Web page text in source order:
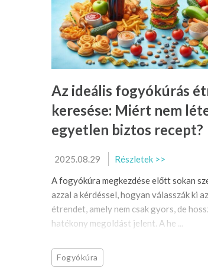
Az ideális fogyókúrás
keresése: Miért nem
egyetlen biztos recept?
2025.08.29
Részletek >>
A fogyókúra megkezdése előtt sokan
azzal a kérdéssel, hogyan válasszák ki
étrendet, amely nem csak gyors, de
hatékony megoldást jelent. A he ...
Fogyókúra